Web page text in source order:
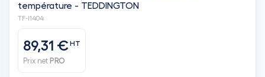
température - TEDDINGTON
TF-I1404
89,31 €HT
Prix net PRO